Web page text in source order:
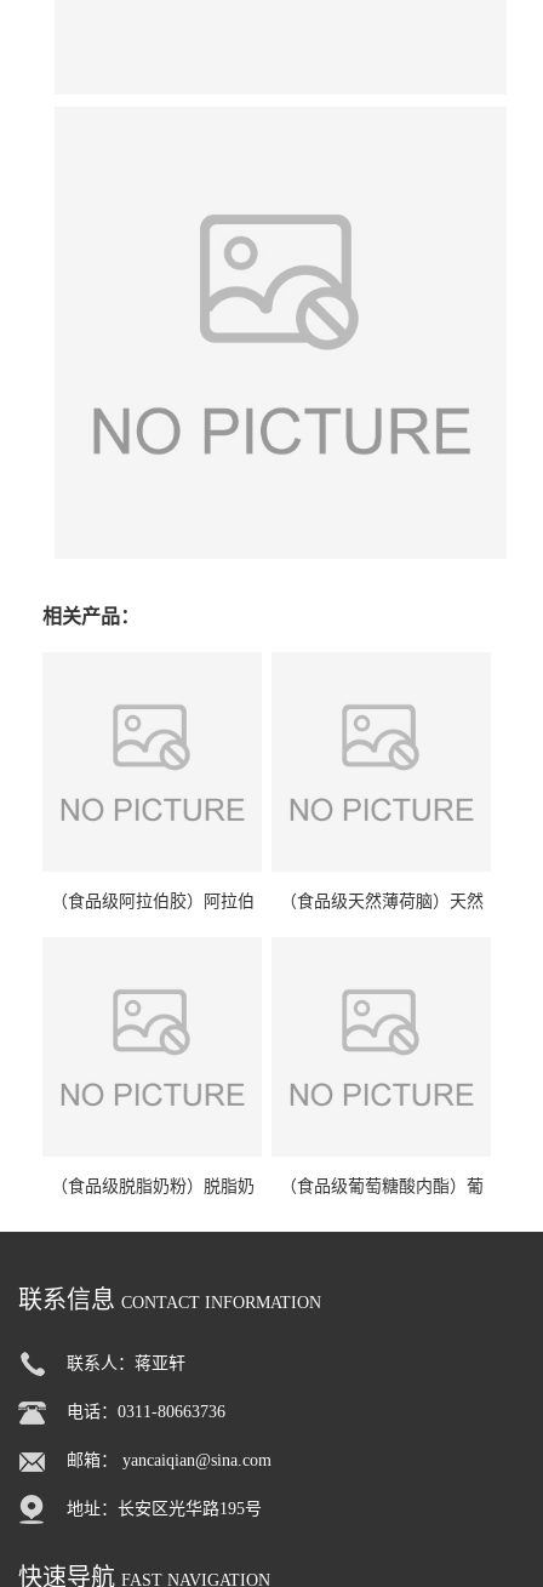
相关产品：
（食品级阿拉伯胶）阿拉伯
（食品级天然薄荷脑）天然
（食品级脱脂奶粉）脱脂奶
（食品级葡萄糖酸内酯）葡
联系信息 CONTACT INFORMATION
联系人：蒋亚轩
电话：0311-80663736
邮箱： yancaiqian@sina.com
地址：长安区光华路195号
快速导航 FAST NAVIGATION